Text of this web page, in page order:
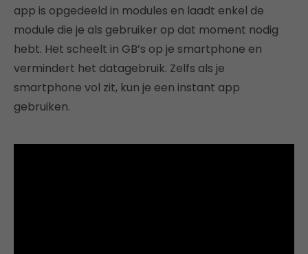
app is opgedeeld in modules en laadt enkel de
module die je als gebruiker op dat moment nodig
hebt. Het scheelt in GB’s op je smartphone en
vermindert het datagebruik. Zelfs als je
smartphone vol zit, kun je een instant app
gebruiken.